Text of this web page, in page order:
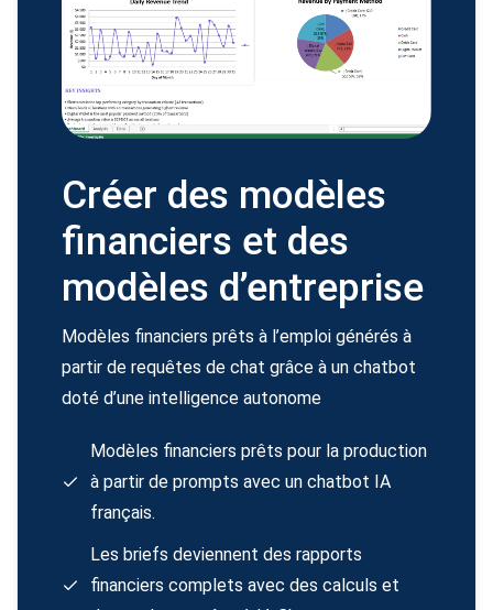
Créer des modèles
financiers et des
modèles d’entreprise
Modèles financiers prêts à l’emploi générés à
partir de requêtes de chat grâce à un chatbot
doté d’une intelligence autonome
Modèles financiers prêts pour la production
à partir de prompts avec un chatbot IA
français.
Les briefs deviennent des rapports
financiers complets avec des calculs et